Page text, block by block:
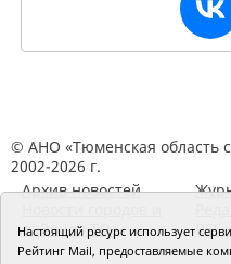
© АНО «Тюменская область
2002-2026 г.
Архив новостей
районов ТО
RSS
Настоящий ресурс использует
Рейтинг Mail, предоставляемые